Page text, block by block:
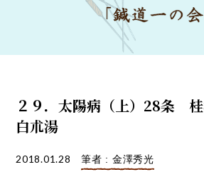
２９．太陽病（上）28条
白朮湯
2018.01.28 筆者 : 金澤秀光